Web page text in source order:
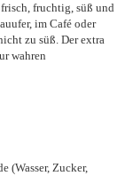
fruchtig, süß und
im Café oder
zu süß. Der extra
wahren
(Wasser, Zucker,